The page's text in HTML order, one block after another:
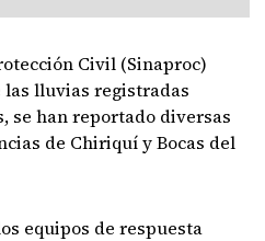
Civil (Sinaproc)
lluvias registradas
se han reportado diversas
de Chiriquí y Bocas del
equipos de respuesta